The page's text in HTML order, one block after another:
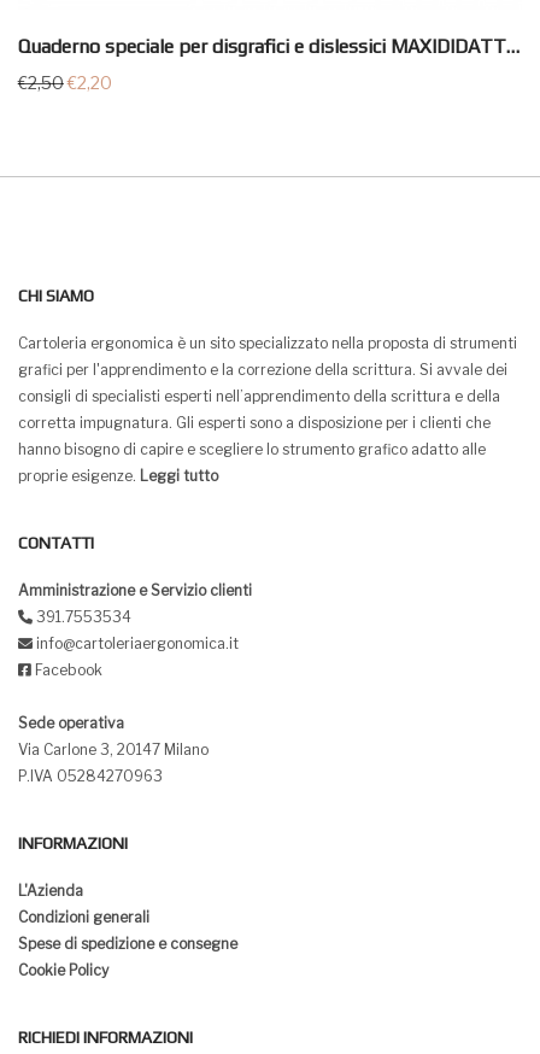
Quaderno speciale per disgrafici e dislessici MAXIDIDATTICO TECNOTEAM
€2,50€2,20
CHI SIAMO
Cartoleria ergonomica è un sito specializzato nella proposta di strumenti
grafici per l'apprendimento e la correzione della scrittura. Si avvale dei
consigli di specialisti esperti nell’apprendimento della scrittura e della
corretta impugnatura. Gli esperti sono a disposizione per i clienti che
hanno bisogno di capire e scegliere lo strumento grafico adatto alle
proprie esigenze. Leggi tutto
CONTATTI
Amministrazione e Servizio clienti
391.7553534
info@cartoleriaergonomica.it
Facebook
Sede operativa
Via Carlone 3, 20147 Milano
P.IVA 05284270963
INFORMAZIONI
L'Azienda
Condizioni generali
Spese di spedizione e consegne
Cookie Policy
RICHIEDI INFORMAZIONI